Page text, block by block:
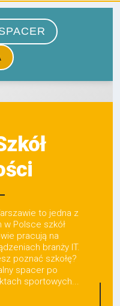
to jedna z
w Polsce szkół
pracują na
branży IT.
poznać szkołę?
spacer po
sportowych...